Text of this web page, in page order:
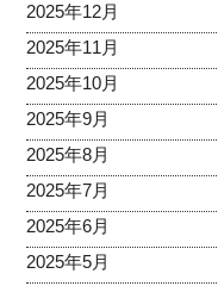
2025年12月
2025年11月
2025年10月
2025年9月
2025年8月
2025年7月
2025年6月
2025年5月